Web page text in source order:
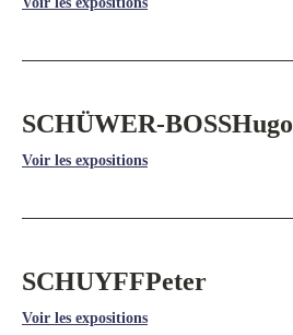
SCHÜWER-BOSSHugo
Voir les expositions
SCHUYFFPeter
Voir les expositions